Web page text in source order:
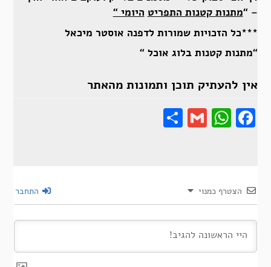
– “מתנות קטנות התפריט היומי “
***כל הזכויות שמורות לדפנה אוסטר מיכאל
“מתנות קטנות בלוג אוכל “
אין להעתיק תוכן ותמונות מהאתר
Gmail
Share
הצטרף כמנוי התחבר